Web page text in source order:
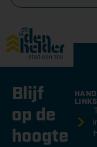
Blijf
op de
hoogte
LINKS